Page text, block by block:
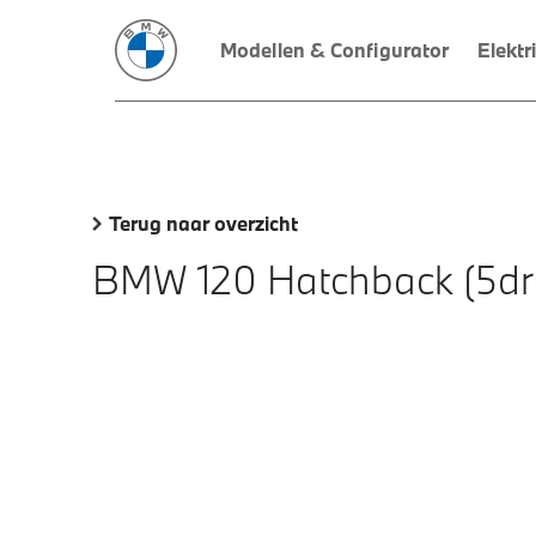
Modellen & Configurator
Terug naar overzicht
BMW 120 Hatchback